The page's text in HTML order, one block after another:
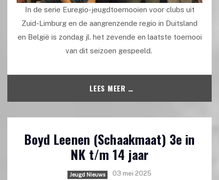
In de serie Euregio-jeugdtoernooien voor clubs uit
Zuid-Limburg en de aangrenzende regio in Duitsland
en België is zondag jl. het zevende en laatste toernooi
van dit seizoen gespeeld.
LEES MEER …
Boyd Leenen (Schaakmaat) 3e in
NK t/m 14 jaar
Jeugd Nieuws 03 mei 2025